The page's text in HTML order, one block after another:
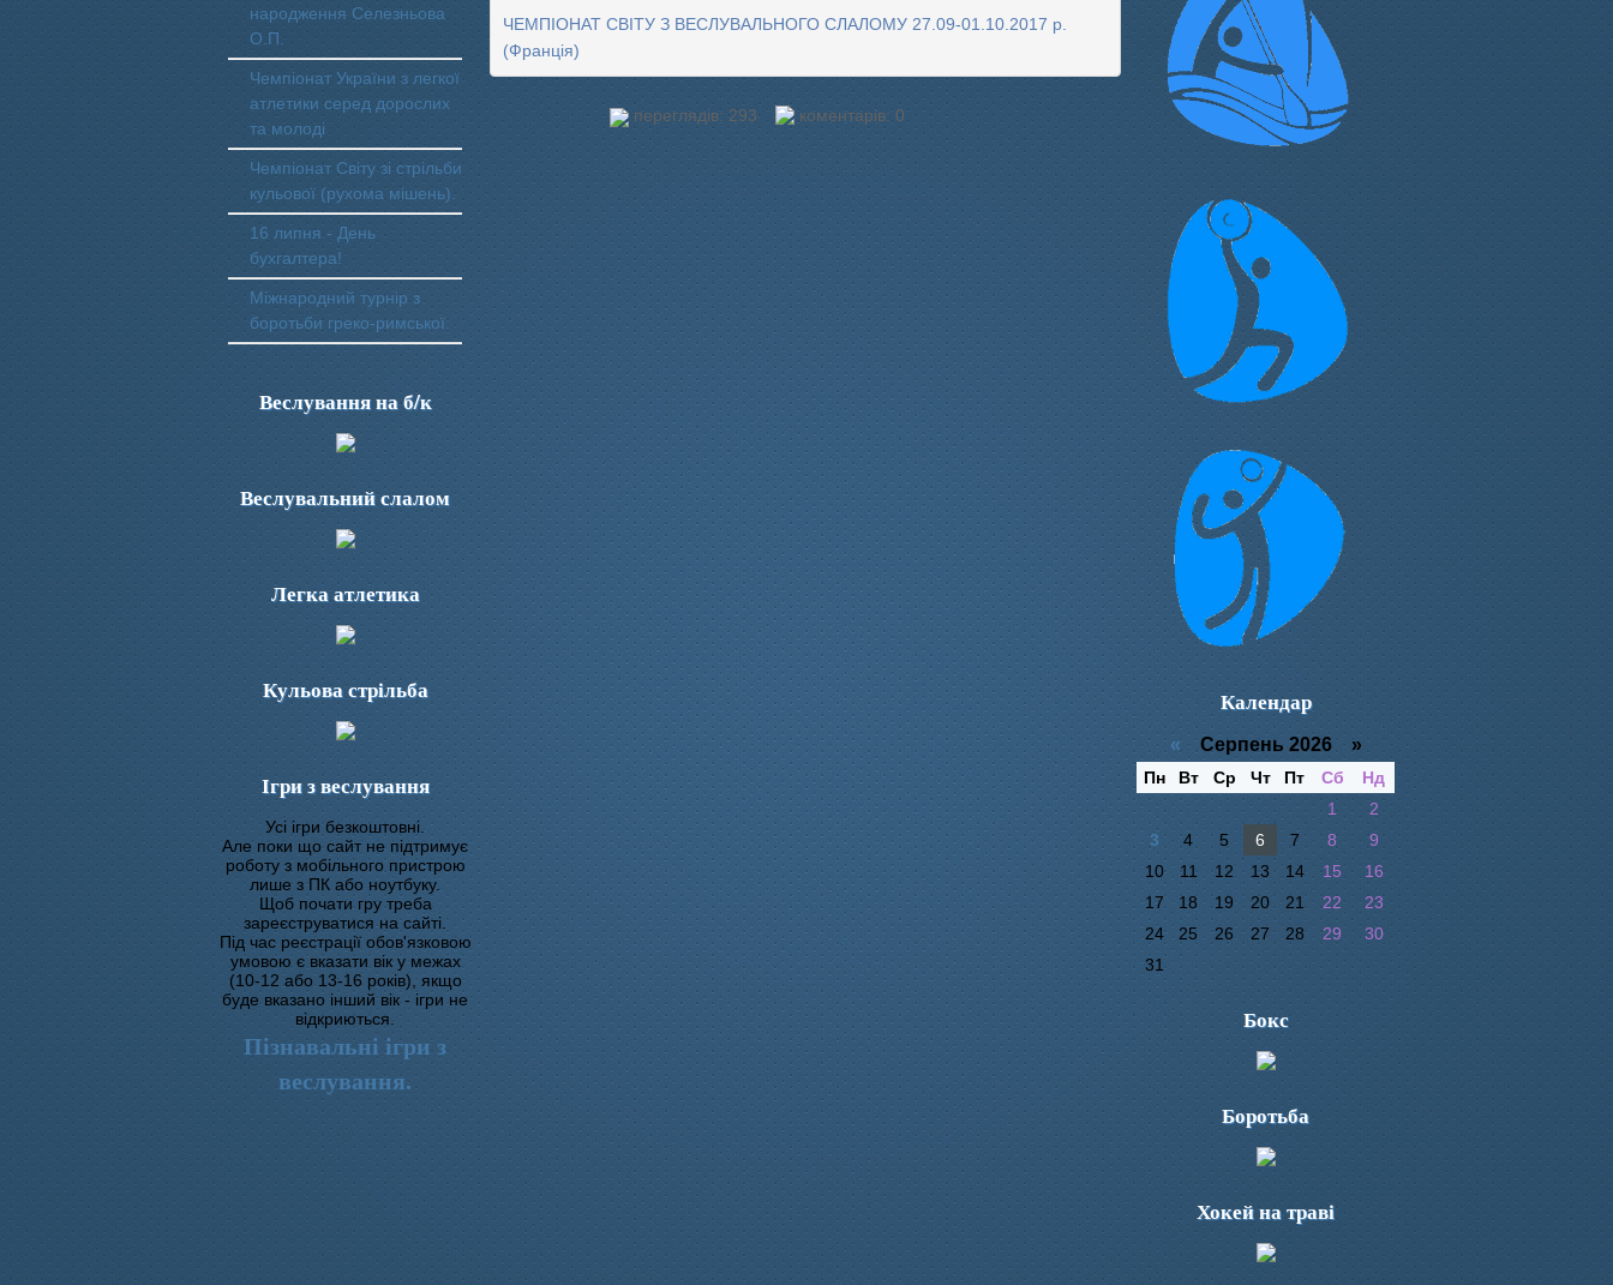
народження Селезньова
О.П.
Чемпіонат України з легкої
атлетики серед дорослих
та молоді
Чемпіонат Світу зі стрільби
кульової (рухома мішень).
16 липня - День
бухгалтера!
Міжнародний турнір з
боротьби греко-римської.
Веслування на б/к
Веслувальний слалом
Легка атлетика
Кульова стрільба
Ігри з веслування
Усі ігри безкоштовні.
Але поки що сайт не підтримує
роботу з мобільного пристрою
лише з ПК або ноутбуку.
Щоб почати гру треба
зареєструватися на сайті.
Під час реєстрації обов'язковою
умовою є вказати вік у межах
(10-12 або 13-16 років), якщо
буде вказано інший вік - ігри не
відкриються.
Пізнавальні ігри з
веслування.
ЧЕМПІОНАТ СВІТУ З ВЕСЛУВАЛЬНОГО СЛАЛОМУ 27.09-01.10.2017 р.
(Франція)
переглядів: 293 коментарів: 0
Календар
« Серпень 2026 »
Пн Вт Ср Чт Пт Сб
Нд
1
2
3
4 5 6 7 8
9
10
11 12 13 14 15
16
17
18 19 20 21 22
23
24
25 26 27 28 29
30
31
Бокс
Боротьба
Хокей на траві